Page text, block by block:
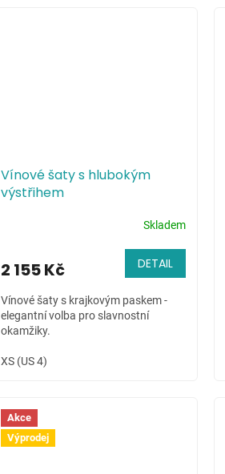
Vínové šaty s hlubokým
výstřihem
Skladem
2 155 Kč DETAIL
Vínové šaty s krajkovým paskem -
elegantní volba pro slavnostní
okamžiky.
XS (US 4)
Akce
Výprodej